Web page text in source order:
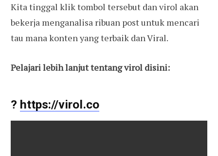
Kita tinggal klik tombol tersebut dan virol akan
bekerja menganalisa ribuan post untuk mencari
tau mana konten yang terbaik dan Viral.
Pelajari lebih lanjut tentang virol disini:
? https://virol.co